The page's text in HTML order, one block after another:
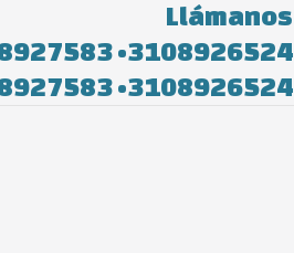
Llámanos
•3108926524
•3108926524